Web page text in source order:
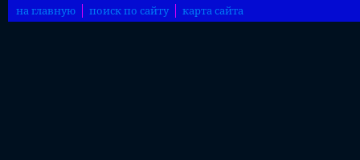
на главную поиск по сайту карта сайта